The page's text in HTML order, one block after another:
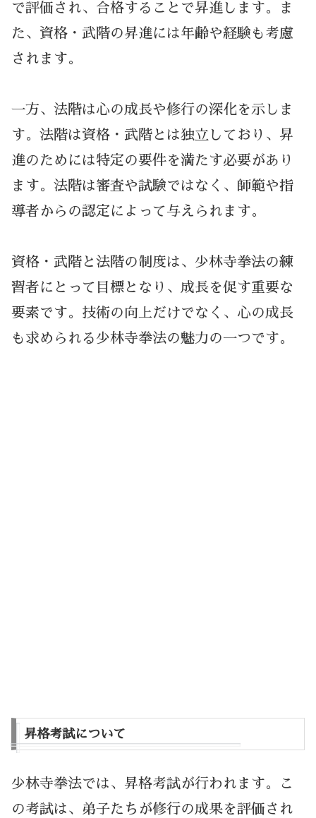
で評価され、合格することで昇進します。ま
た、資格・武階の昇進には年齢や経験も考慮
されます。
一方、法階は心の成長や修行の深化を示しま
す。法階は資格・武階とは独立しており、昇
進のためには特定の要件を満たす必要があり
ます。法階は審査や試験ではなく、師範や指
導者からの認定によって与えられます。
資格・武階と法階の制度は、少林寺拳法の練
習者にとって目標となり、成長を促す重要な
要素です。技術の向上だけでなく、心の成長
も求められる少林寺拳法の魅力の一つです。
昇格考試について
少林寺拳法では、昇格考試が行われます。こ
の考試は、弟子たちが修行の成果を評価され